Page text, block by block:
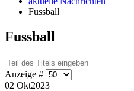
Fussball
Fussball
Anzeige #
02 Okt2023